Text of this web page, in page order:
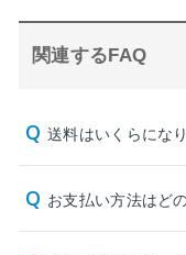
関連するFAQ
送料はいくらにな
お支払い方法はど